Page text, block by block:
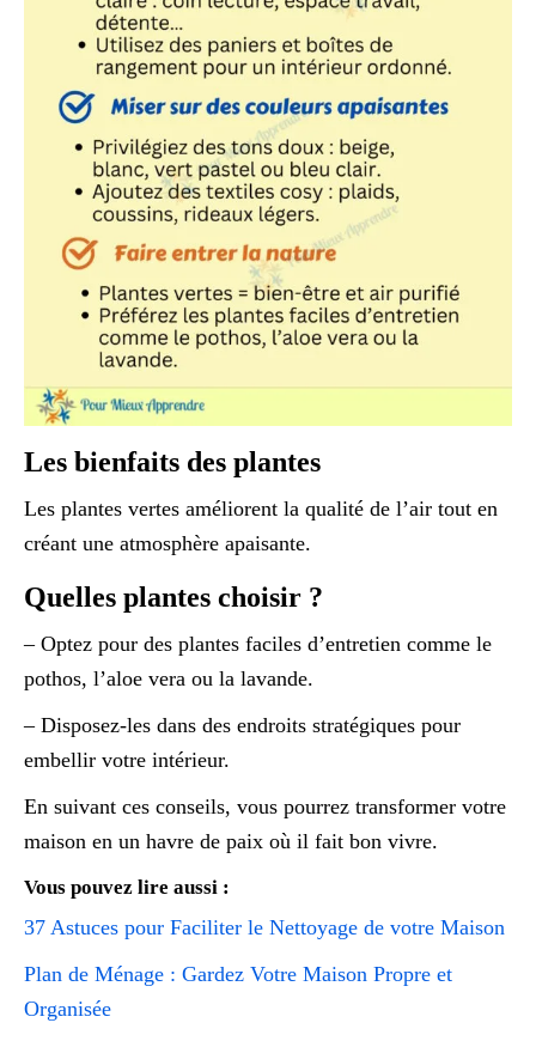
Les bienfaits des plantes
Les plantes vertes améliorent la qualité de l’air tout en
créant une atmosphère apaisante.
Quelles plantes choisir ?
– Optez pour des plantes faciles d’entretien comme le
pothos, l’aloe vera ou la lavande.
– Disposez-les dans des endroits stratégiques pour
embellir votre intérieur.
En suivant ces conseils, vous pourrez transformer votre
maison en un havre de paix où il fait bon vivre.
Vous pouvez lire aussi :
37 Astuces pour Faciliter le Nettoyage de votre Maison
Plan de Ménage : Gardez Votre Maison Propre et
Organisée